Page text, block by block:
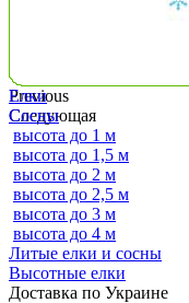
Previous
Следующая
Елки
Сосны
высота до 1 м
высота до 1,5 м
высота до 2 м
высота до 2,5 м
высота до 3 м
высота до 4 м
Литые елки и сосны
Высотные елки
Доставка по Украине